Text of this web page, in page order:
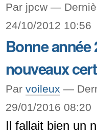
Par jpcw —
24/10/2012 10:56
Bonne année
nouveaux
Par voileux —
29/01/2016 08:20
Il fallait bien un